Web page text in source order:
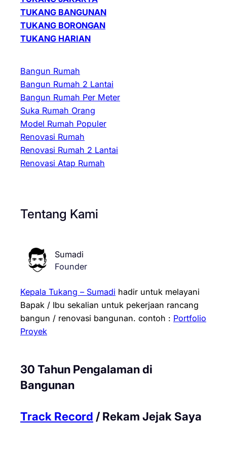
TUKANG BANGUNAN
TUKANG BORONGAN
TUKANG HARIAN
Bangun Rumah
Bangun Rumah 2 Lantai
Bangun Rumah Per Meter
Suka Rumah Orang
Model Rumah Populer
Renovasi Rumah
Renovasi Rumah 2 Lantai
Renovasi Atap Rumah
Tentang Kami
Sumadi
Founder
Kepala Tukang – Sumadi hadir untuk melayani
Bapak / Ibu sekalian untuk pekerjaan rancang
bangun / renovasi bangunan. contoh : Portfolio
Proyek
30 Tahun Pengalaman di
Bangunan
Track Record / Rekam Jejak Saya